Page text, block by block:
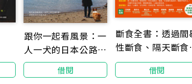
跟你一起看風景：一
人一犬的日本公路冒
險
借閱
斷食全書：透過間
性斷食、隔天斷食
長時間斷食，讓身
獲得療癒
借閱